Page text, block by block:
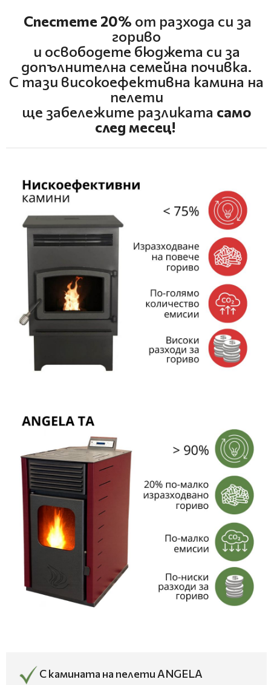
Спестете 20% от разхода си за
гориво
и освободете бюджета си за
допълнителна семейна почивка.
С тази високоефективна камина на
пелети
ще забележите разликата само
след месец!
С камината на пелети ANGELA